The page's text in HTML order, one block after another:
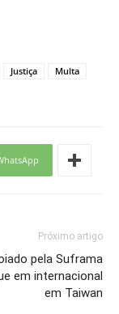
Justiça
Multa
Próximo artigo
pela Suframa
em internacional
em Taiwan